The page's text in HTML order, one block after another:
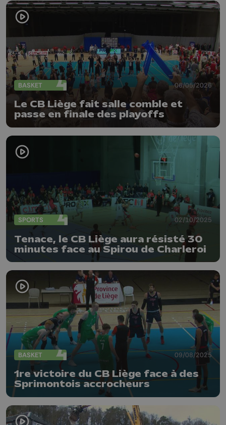
BASKET 06/05/2026
Le CB Liège fait salle comble et
passe en finale des playoffs
SPORTS 02/10/2025
Tenace, le CB Liège aura résisté 30
minutes face au Spirou de Charleroi
BASKET 09/08/2025
1re victoire du CB Liège face à des
Sprimontois accrocheurs